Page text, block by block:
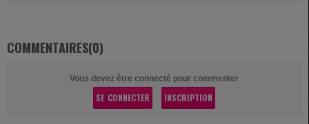
COMMENTAIRES(0)
Vous devez être connecté pour commenter
SE CONNECTER INSCRIPTION